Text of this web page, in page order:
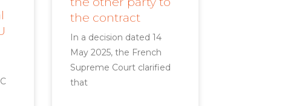
the contract
In a decision dated 14
May 2025, the French
Supreme Court clarified
that